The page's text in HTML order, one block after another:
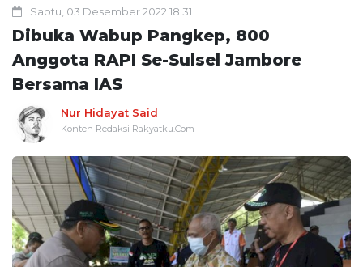
Sabtu, 03 Desember 2022 18:31
Dibuka Wabup Pangkep, 800
Anggota RAPI Se-Sulsel Jambore
Bersama IAS
Nur Hidayat Said
Konten Redaksi Rakyatku.Com